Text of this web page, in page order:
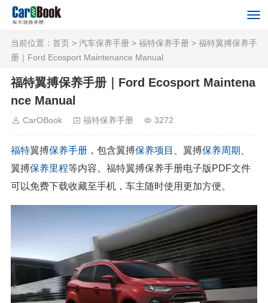
当前位置： 首页 > 汽车保养手册 > 福特保养手册 > 福特翼搏保养手
册｜Ford Ecosport Maintenance Manual
福特翼搏保养手册｜Ford Ecosport Maintena
nce Manual
CarOBook 福特保养手册 3272
福特翼搏保养手册 ，包含翼搏保养项目 、翼搏保养周期
翼搏保养里程等内容。福特翼搏保养手册电子版PDF文件
可以免费下载收藏至手机，车主随时使用更加方便。